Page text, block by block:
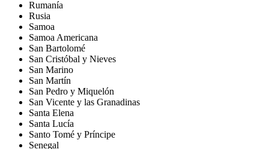
Rumanía
Rusia
Samoa
Samoa Americana
San Bartolomé
San Cristóbal y Nieves
San Marino
San Martín
San Pedro y Miquelón
San Vicente y las Granadinas
Santa Elena
Santa Lucía
Santo Tomé y Príncipe
Senegal